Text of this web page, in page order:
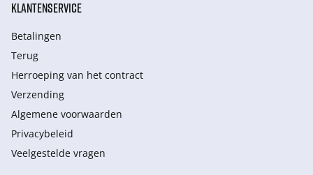
KLANTENSERVICE
Betalingen
Terug
Herroeping van het contract
Verzending
Algemene voorwaarden
Privacybeleid
Veelgestelde vragen